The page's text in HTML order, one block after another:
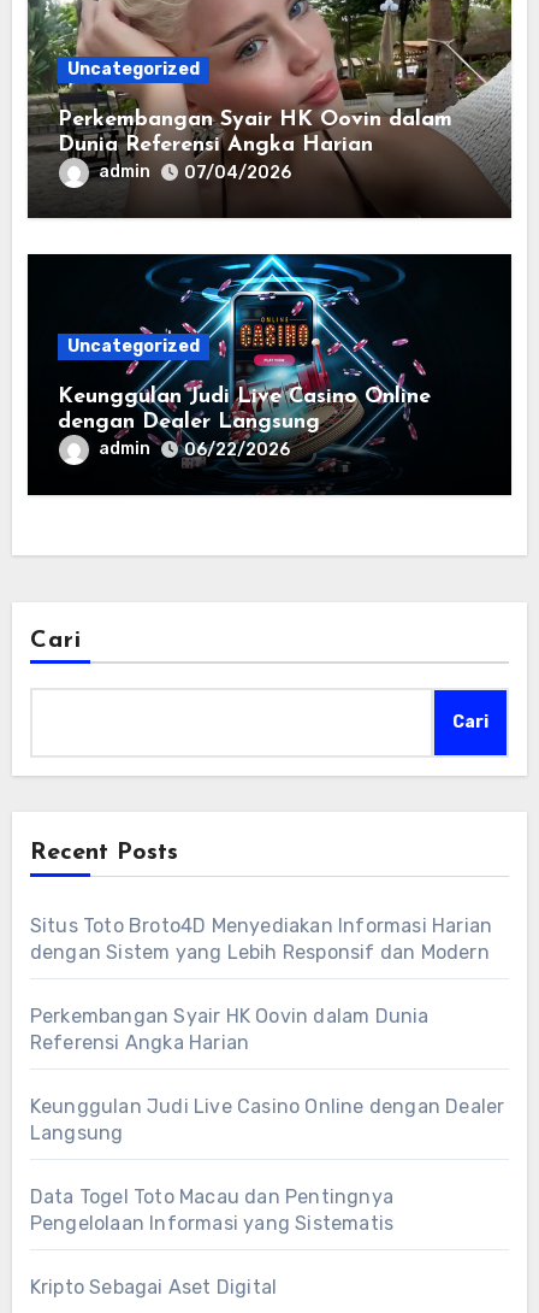
Uncategorized
Perkembangan Syair HK Oovin dalam
Dunia Referensi Angka Harian
admin 07/04/2026
Uncategorized
Keunggulan Judi Live Casino Online
dengan Dealer Langsung
admin 06/22/2026
Cari
Cari
Recent Posts
Situs Toto Broto4D Menyediakan Informasi Harian
dengan Sistem yang Lebih Responsif dan Modern
Perkembangan Syair HK Oovin dalam Dunia
Referensi Angka Harian
Keunggulan Judi Live Casino Online dengan Dealer
Langsung
Data Togel Toto Macau dan Pentingnya
Pengelolaan Informasi yang Sistematis
Kripto Sebagai Aset Digital